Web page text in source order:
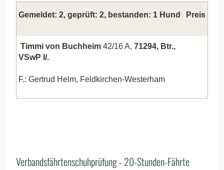
Gemeldet: 2, geprüft: 2, bestanden: 1 Hund Preis
Timmi von Buchheim 42/16 A, 71294, Btr.,
VSwP I/.
F.: Gertrud Helm, Feldkirchen-Westerham
Verbandsfährtenschuhprüfung - 20-Stunden-Fährte